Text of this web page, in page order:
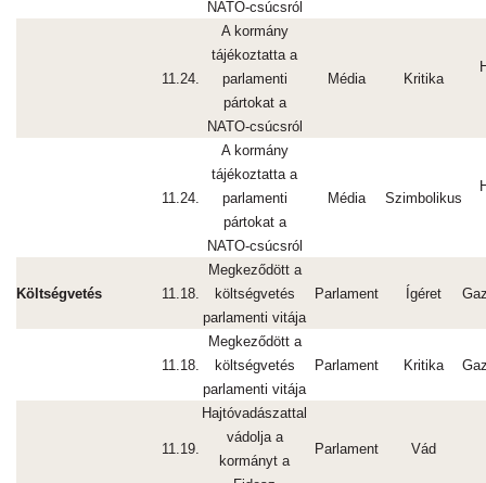
NATO-csúcsról
11.24.
A kormány
tájékoztatta a
parlamenti
pártokat a
NATO-csúcsról
Média Kritika
11.24.
A kormány
tájékoztatta a
parlamenti
pártokat a
NATO-csúcsról
Média Szimbolikus
Költségvetés 11.18.
Megkeződött a
költségvetés
parlamenti vitája
Parlament Ígéret
11.18.
Megkeződött a
költségvetés
parlamenti vitája
Parlament Kritika
11.19.
Hajtóvadászattal
vádolja a
kormányt a
Parlament Vád